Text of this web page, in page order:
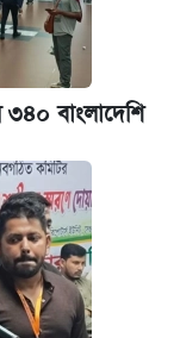
বাংলাদেশি